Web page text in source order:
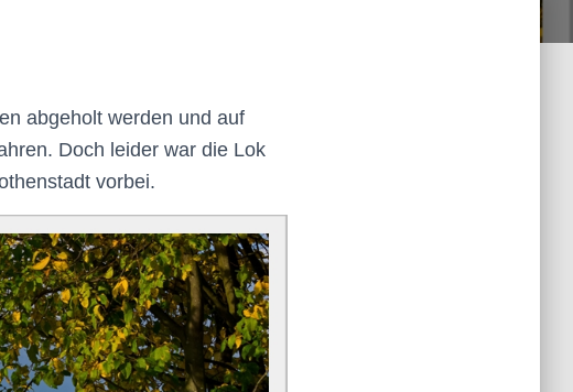
abgeholt werden und auf
Doch leider war die Lok
vorbei.